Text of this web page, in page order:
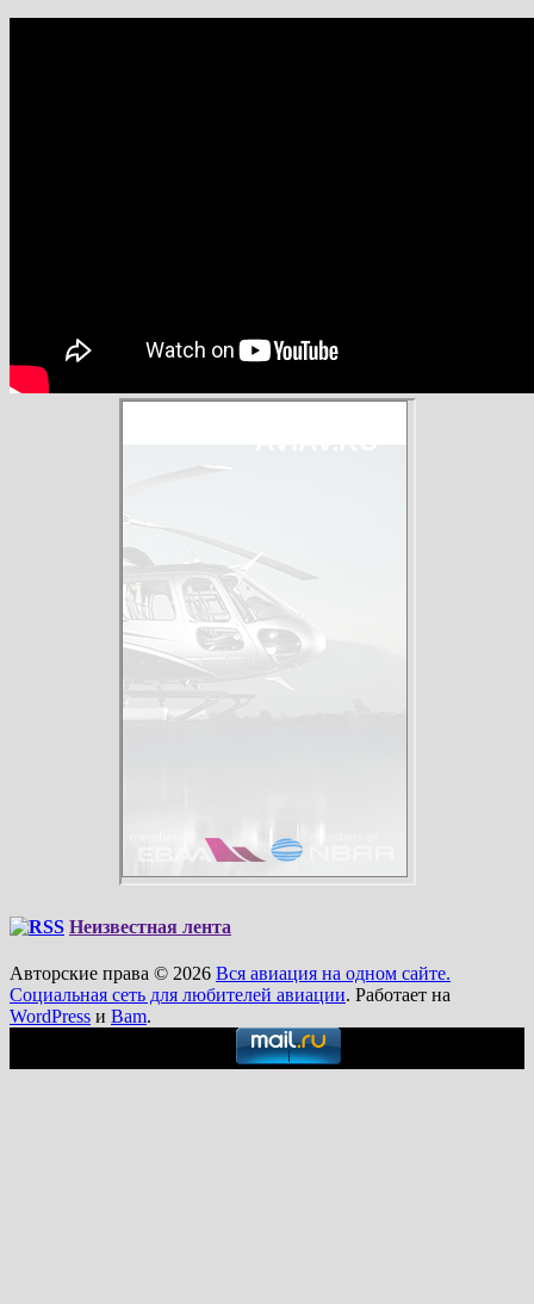
Неизвестная лента
Авторские права © 2026 Вся авиация на одном сайте.
Социальная сеть для любителей авиации. Работает на
WordPress и Bam.